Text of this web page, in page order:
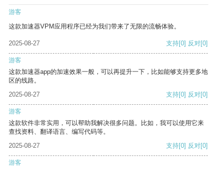
游客
这款加速器VPM应用程序已经为我们带来了无限的流畅体验。
2025-08-27 支持[0] 反对[0]
游客
这款加速器app的加速效果一般，可以再提升一下，比如能够支持更多地
区的线路。
2025-08-27
支持[0] 反对[0]
游客
这款软件非常实用，可以帮助我解决很多问题。比如，我可以使用它来
查找资料、翻译语言、编写代码等。
2025-08-27
支持[0] 反对[0]
游客